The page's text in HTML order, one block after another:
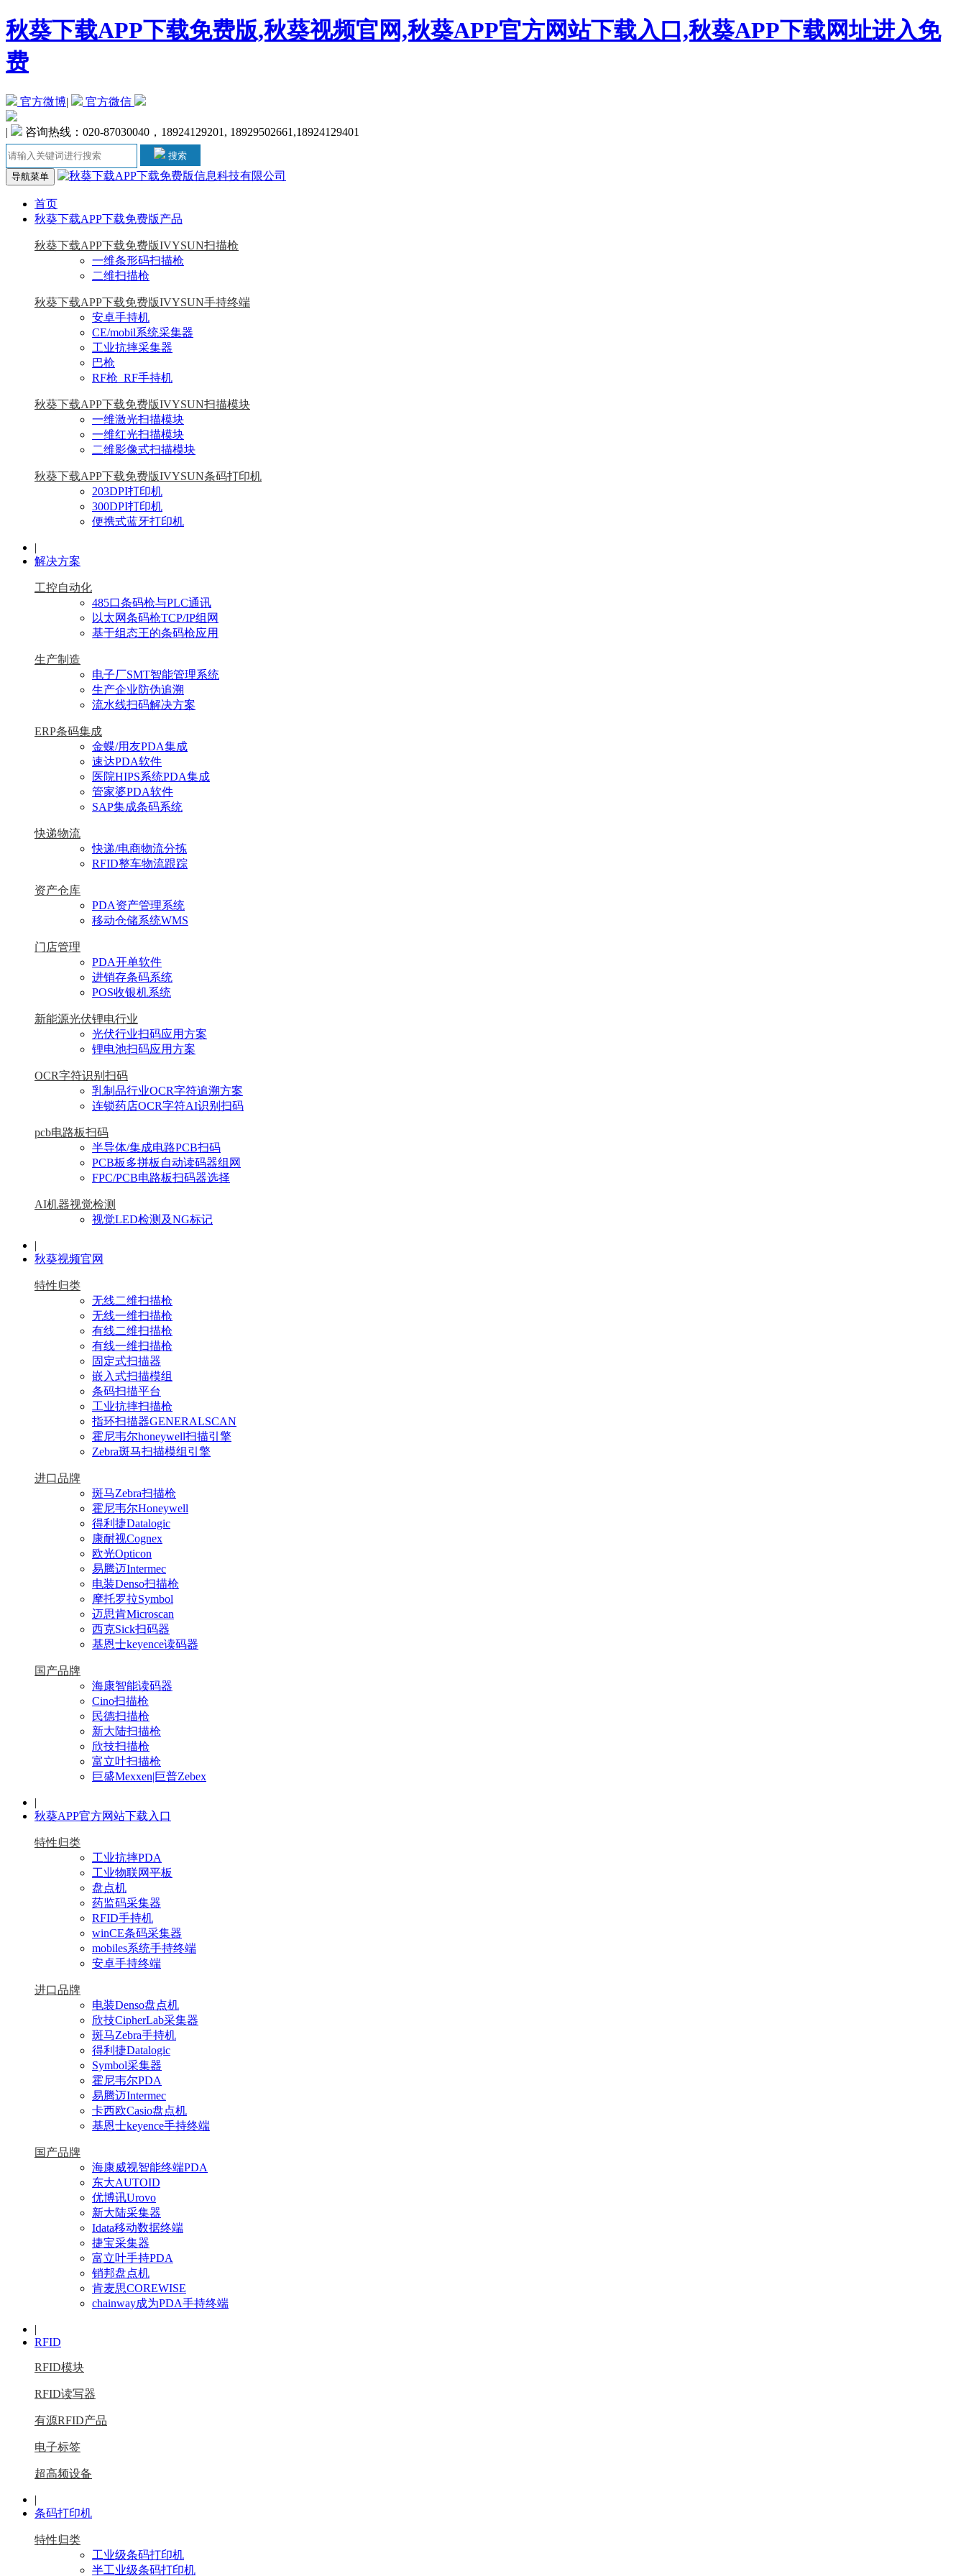
秋葵下载APP下载免费版,秋葵视频官网,秋葵APP官方网站下载入口,秋葵APP下载网址进入免
费
官方微博| 官方微信
| 咨询热线：020-87030040，18924129201, 18929502661,18924129401
搜索
导航菜单
首页
秋葵下载APP下载免费版产品
秋葵下载APP下载免费版IVYSUN扫描枪
一维条形码扫描枪
二维扫描枪
秋葵下载APP下载免费版IVYSUN手持终端
安卓手持机
CE/mobil系统采集器
工业抗摔采集器
巴枪
RF枪_RF手持机
秋葵下载APP下载免费版IVYSUN扫描模块
一维激光扫描模块
一维红光扫描模块
二维影像式扫描模块
秋葵下载APP下载免费版IVYSUN条码打印机
203DPI打印机
300DPI打印机
便携式蓝牙打印机
|
解决方案
工控自动化
485口条码枪与PLC通讯
以太网条码枪TCP/IP组网
基于组态王的条码枪应用
生产制造
电子厂SMT智能管理系统
生产企业防伪追溯
流水线扫码解决方案
ERP条码集成
金蝶/用友PDA集成
速达PDA软件
医院HIPS系统PDA集成
管家婆PDA软件
SAP集成条码系统
快递物流
快递/电商物流分拣
RFID整车物流跟踪
资产仓库
PDA资产管理系统
移动仓储系统WMS
门店管理
PDA开单软件
进销存条码系统
POS收银机系统
新能源光伏锂电行业
光伏行业扫码应用方案
锂电池扫码应用方案
OCR字符识别扫码
乳制品行业OCR字符追溯方案
连锁药店OCR字符AI识别扫码
pcb电路板扫码
半导体/集成电路PCB扫码
PCB板多拼板自动读码器组网
FPC/PCB电路板扫码器选择
AI机器视觉检测
视觉LED检测及NG标记
|
秋葵视频官网
特性归类
无线二维扫描枪
无线一维扫描枪
有线二维扫描枪
有线一维扫描枪
固定式扫描器
嵌入式扫描模组
条码扫描平台
工业抗摔扫描枪
指环扫描器GENERALSCAN
霍尼韦尔honeywell扫描引擎
Zebra斑马扫描模组引擎
进口品牌
斑马Zebra扫描枪
霍尼韦尔Honeywell
得利捷Datalogic
康耐视Cognex
欧光Opticon
易腾迈Intermec
电装Denso扫描枪
摩托罗拉Symbol
迈思肯Microscan
西克Sick扫码器
基恩士keyence读码器
国产品牌
海康智能读码器
Cino扫描枪
民德扫描枪
新大陆扫描枪
欣技扫描枪
富立叶扫描枪
巨盛Mexxen|巨普Zebex
|
秋葵APP官方网站下载入口
特性归类
工业抗摔PDA
工业物联网平板
盘点机
药监码采集器
RFID手持机
winCE条码采集器
mobiles系统手持终端
安卓手持终端
进口品牌
电装Denso盘点机
欣技CipherLab采集器
斑马Zebra手持机
得利捷Datalogic
Symbol采集器
霍尼韦尔PDA
易腾迈Intermec
卡西欧Casio盘点机
基恩士keyence手持终端
国产品牌
海康威视智能终端PDA
东大AUTOID
优博讯Urovo
新大陆采集器
Idata移动数据终端
捷宝采集器
富立叶手持PDA
销邦盘点机
肯麦思COREWISE
chainway成为PDA手持终端
|
RFID
RFID模块
RFID读写器
有源RFID产品
电子标签
超高频设备
|
条码打印机
特性归类
工业级条码打印机
半工业级条码打印机